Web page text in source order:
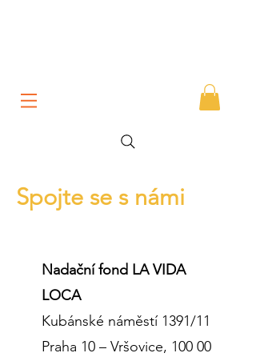
Spojte se s námi
Nadační fond LA VIDA
LOCA
Kubánské náměstí 1391/11
Praha 10 – Vršovice, 100 00